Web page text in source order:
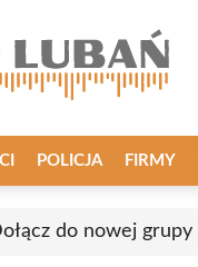
POLICJA FIRMY
do nowej grupy